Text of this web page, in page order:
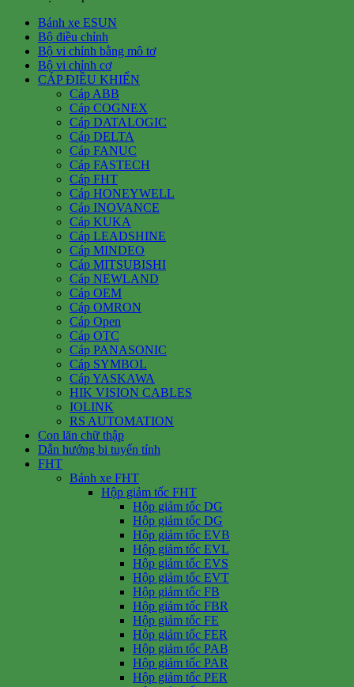
Bánh xe ESUN
Bộ điều chỉnh
Bộ vi chỉnh bằng mô tơ
Bộ vi chỉnh cơ
CÁP ĐIỀU KHIỂN
Cáp ABB
Cáp COGNEX
Cáp DATALOGIC
Cáp DELTA
Cáp FANUC
Cáp FASTECH
Cáp FHT
Cáp HONEYWELL
Cáp INOVANCE
Cáp KUKA
Cáp LEADSHINE
Cáp MINDEO
Cáp MITSUBISHI
Cáp NEWLAND
Cáp OEM
Cáp OMRON
Cáp Open
Cáp OTC
Cáp PANASONIC
Cáp SYMBOL
Cáp YASKAWA
HIK VISION CABLES
IOLINK
RS AUTOMATION
Con lăn chữ thập
Dẫn hướng bi tuyến tính
FHT
Bánh xe FHT
Hộp giảm tốc FHT
Hộp giảm tốc DG
Hộp giảm tốc DG
Hộp giảm tốc EVB
Hộp giảm tốc EVL
Hộp giảm tốc EVS
Hộp giảm tốc EVT
Hộp giảm tốc FB
Hộp giảm tốc FBR
Hộp giảm tốc FE
Hộp giảm tốc FER
Hộp giảm tốc PAB
Hộp giảm tốc PAR
Hộp giảm tốc PER